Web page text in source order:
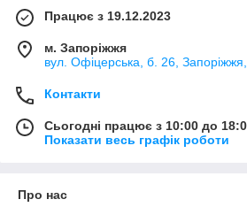
Працює з 19.12.2023
м. Запоріжжя
вул. Офіцерська, б. 26, Запоріжжя,
Контакти
Сьогодні працює з 10:00 до
Показати весь графік роботи
Про нас